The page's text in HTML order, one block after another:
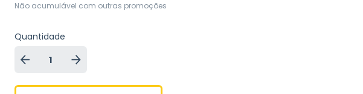
Não acumulável com outras promoções
Quantidade